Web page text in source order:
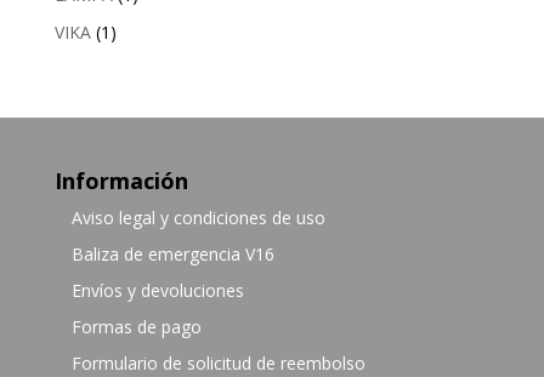
VIKA (1)
Información
Aviso legal y condiciones de uso
Baliza de emergencia V16
Envíos y devoluciones
Formas de pago
Formulario de solicitud de reembolso